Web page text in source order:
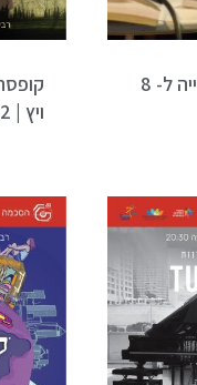
רכישת כרטיסייה ל- 8
ויץ | 9.2.22